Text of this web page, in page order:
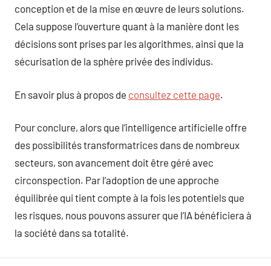
conception et de la mise en œuvre de leurs solutions.
Cela suppose l’ouverture quant à la manière dont les
décisions sont prises par les algorithmes, ainsi que la
sécurisation de la sphère privée des individus.
En savoir plus à propos de consultez cette page.
Pour conclure, alors que l’intelligence artificielle offre
des possibilités transformatrices dans de nombreux
secteurs, son avancement doit être géré avec
circonspection. Par l’adoption de une approche
équilibrée qui tient compte à la fois les potentiels que
les risques, nous pouvons assurer que l’IA bénéficiera à
la société dans sa totalité.